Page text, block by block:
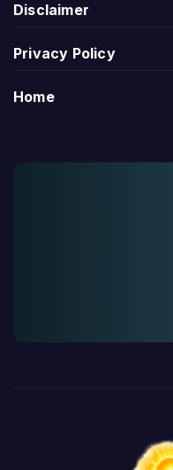
Disclaimer
Privacy Policy
Home